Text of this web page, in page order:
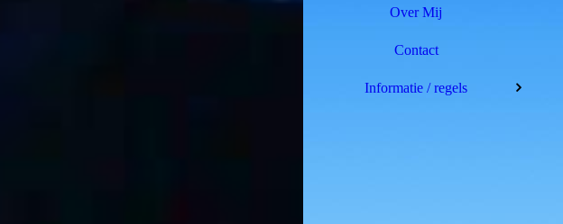
Over Mij
Contact
Informatie / regels